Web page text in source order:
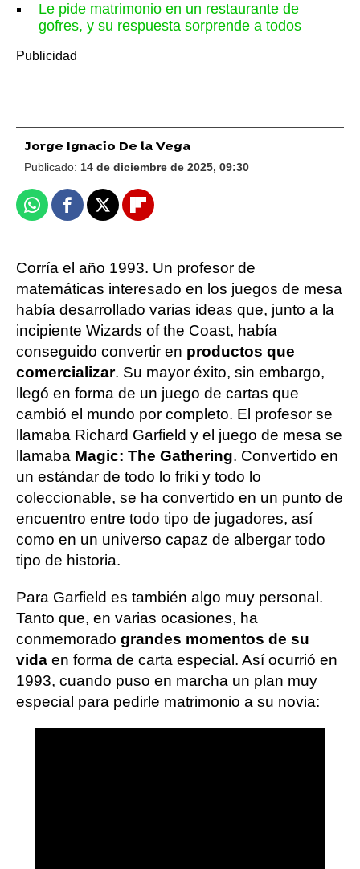
Le pide matrimonio en un restaurante de
gofres, y su respuesta sorprende a todos
Jorge Ignacio De la Vega
Publicado: 14 de diciembre de 2025, 09:30
WhatsappFacebook
X Flipboard
Corría el año 1993. Un profesor de
matemáticas interesado en los juegos de mesa
había desarrollado varias ideas que, junto a la
incipiente Wizards of the Coast, había
conseguido convertir en productos que
comercializar. Su mayor éxito, sin embargo,
llegó en forma de un juego de cartas que
cambió el mundo por completo. El profesor se
llamaba Richard Garfield y el juego de mesa se
llamaba Magic: The Gathering. Convertido en
un estándar de todo lo friki y todo lo
coleccionable, se ha convertido en un punto de
encuentro entre todo tipo de jugadores, así
como en un universo capaz de albergar todo
tipo de historia.
Para Garfield es también algo muy personal.
Tanto que, en varias ocasiones, ha
conmemorado grandes momentos de su
vida en forma de carta especial. Así ocurrió en
1993, cuando puso en marcha un plan muy
especial para pedirle matrimonio a su novia: